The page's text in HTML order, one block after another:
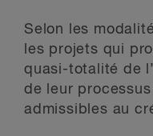
Selon les
les projets qui
quasi-totalité de
de leur
admissibles au